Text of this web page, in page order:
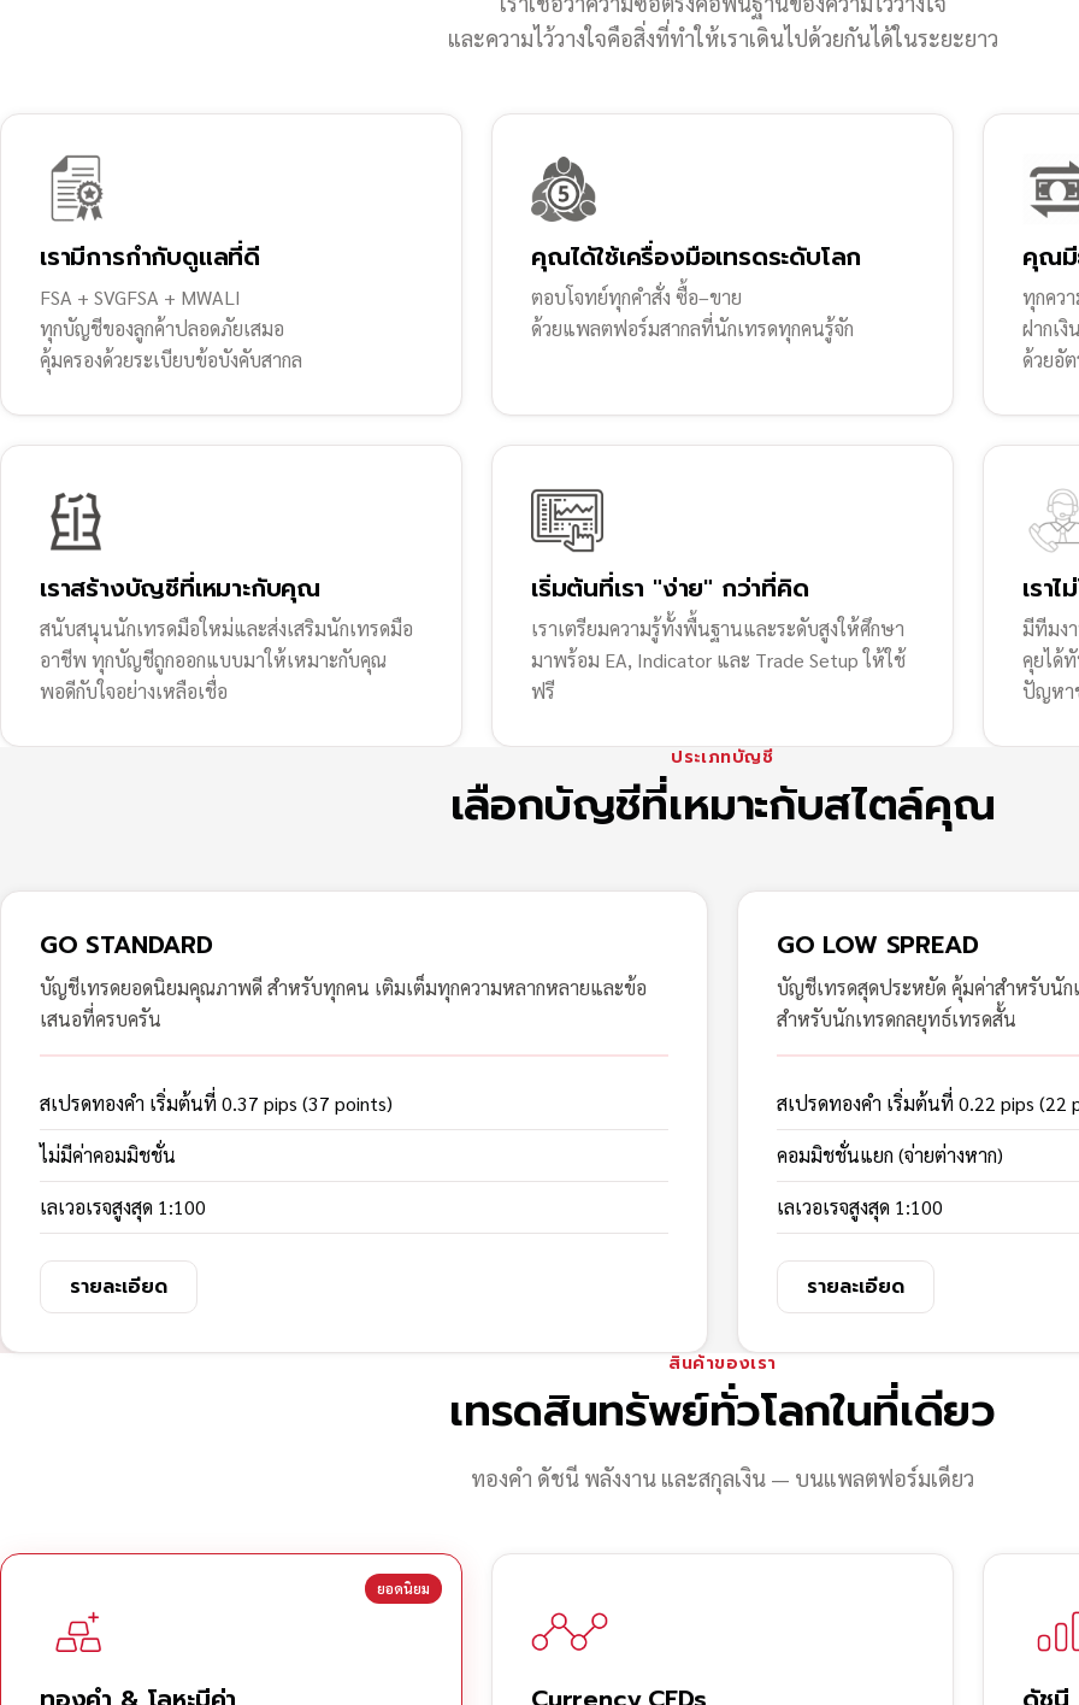
และความไว้วางใจคือสิ่งที่ทำให้เราเดินไปด้วยกันได้ในระยะยาว
เรามีการกำกับดูแลที่ดี
FSA + SVGFSA + MWALI
ทุกบัญชีของลูกค้าปลอดภัยเสมอ
คุ้มครองด้วยระเบียบข้อบังคับสากล
คุณได้ใช้เครื่องมือเทรดระดับโลก
ตอบโจทย์ทุกคำสั่ง ซื้อ–ขาย
ด้วยแพลตฟอร์มสากลที่นักเทรดทุกคนรู้จัก
คุณมี
ทุกควา
ฝากเงิ
ด้วยอั
เราสร้างบัญชีที่เหมาะกับคุณ
สนับสนุนนักเทรดมือใหม่และส่งเสริมนักเทรดมือ
อาชีพ ทุกบัญชีถูกออกแบบมาให้เหมาะกับคุณ
พอดีกับใจอย่างเหลือเชื่อ
เริ่มต้นที่เรา "ง่าย" กว่าที่คิด
เราเตรียมความรู้ทั้งพื้นฐานและระดับสูงให้ศึกษา
มาพร้อม EA, Indicator และ Trade Setup ให้ใช้
ฟรี
เรา
มีทีมง
คุยได้
ปัญหา
ประเภทบัญชี
เลือกบัญชีที่เหมาะกับสไตล์คุณ
GO STANDARD
บัญชีเทรดยอดนิยมคุณภาพดี สำหรับทุกคน เติมเต็มทุกความหลากหลายและข้อ
เสนอที่ครบครัน
สเปรดทองคำ เริ่มต้นที่ 0.37 pips (37 points)
ไม่มีค่าคอมมิชชั่น
เลเวอเรจสูงสุด 1:100
รายละเอียด
GO LOW SPREAD
บัญชีเทรดสุดประหยัด คุ้มค่าสำหรับนัก
สำหรับนักเทรดกลยุทธ์เทรดสั้น
สเปรดทองคำ เริ่มต้นที่ 0.22 pips (22
คอมมิชชั่นแยก (จ่ายต่างหาก)
เลเวอเรจสูงสุด 1:100
รายละเอียด
สินค้าของเรา
เทรดสินทรัพย์ทั่วโลกในที่เดียว
ทองคำ ดัชนี พลังงาน และสกุลเงิน — บนแพลตฟอร์มเดียว
ยอดนิยม